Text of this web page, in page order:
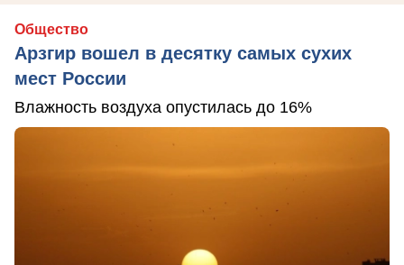
Общество
Арзгир вошел в десятку самых сухих
мест России
Влажность воздуха опустилась до 16%